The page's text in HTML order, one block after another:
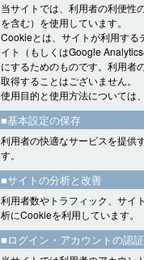
当サイトでは、利用者の利便性
を含む）を使用しています。
Cookieとは、サイトが利用する
イト（もしくはGoogle
にするためのものです。利用者
取得することはございません。
使用目的と使用方法については
■基本設定の保存
利用者の快適なサービスを提供
す。
■サイトの分析と改善
利用者数やトラフィック、サイ
析にCookieを利用しています。
■ログイン・アカウントの認証